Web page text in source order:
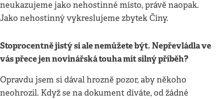
neukazujeme jako nehostinné místo, právě naopak.
Jako nehostinný vykreslujeme zbytek Číny.
Stoprocentně jistý si ale nemůžete být. Nepřevládla ve
vás přece jen novinářská touha mít silný příběh?
Opravdu jsem si dával hrozně pozor, aby někoho
neohrozil. Když se na dokument díváte, od žádné